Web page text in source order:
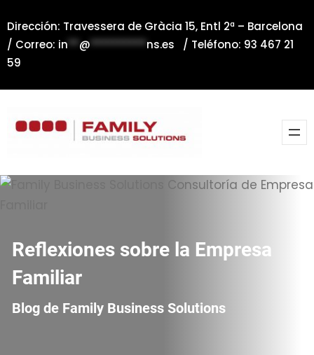
al
contenido
Dirección: Travessera de Gràcia 15, Entl 2ª – Barcelona
/ Correo: in**@**********ns.es / Teléfono: 93 467 21
59
Reflexiones sobre la Empresa
Familiar
Blog de Family Business Solutions